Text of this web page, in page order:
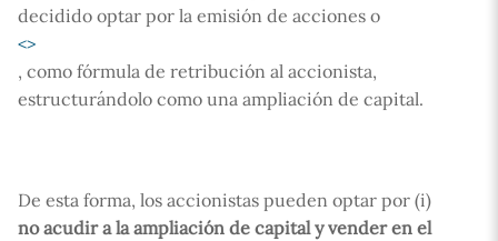
decidido optar por la emisión de acciones o
<>
, como fórmula de retribución al accionista,
estructurándolo como una ampliación de capital.
De esta forma, los accionistas pueden optar por (i)
no acudir a la ampliación de capital y vender en el